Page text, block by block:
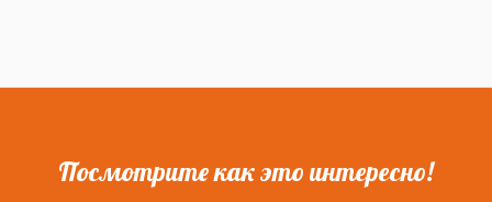
Посмотрите как это интересно!